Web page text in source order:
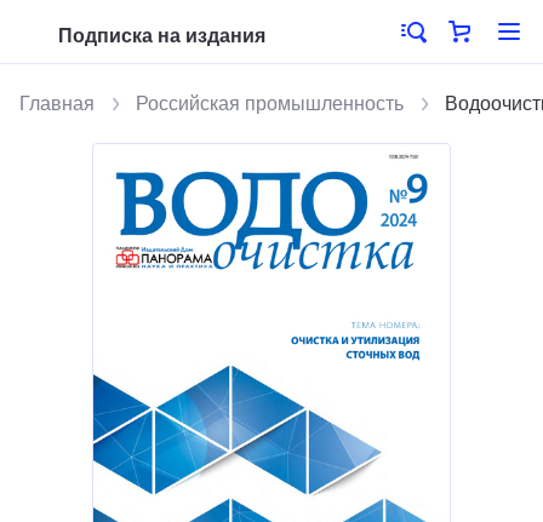
Подписка на издания
Главная Российская промышленность